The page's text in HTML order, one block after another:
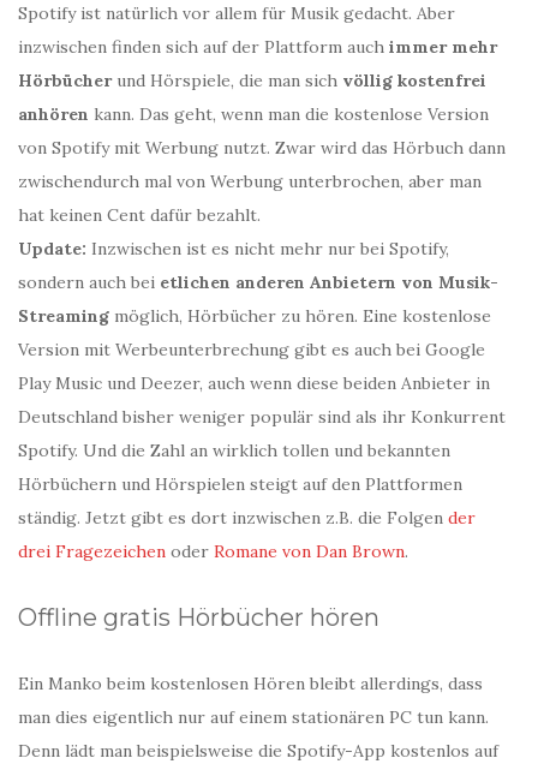
Spotify ist natürlich vor allem für Musik gedacht. Aber
inzwischen finden sich auf der Plattform auch immer mehr
Hörbücherund Hörspiele, die man sich völlig kostenfrei
anhören kann. Das geht, wenn man die kostenlose Version
von Spotify mit Werbung nutzt. Zwar wird das Hörbuch dann
zwischendurch mal von Werbung unterbrochen, aber man
hat keinen Cent dafür bezahlt.
Update: Inzwischen ist es nicht mehr nur bei Spotify,
sondern auch bei etlichen anderen Anbietern von Musik-
Streaming möglich, Hörbücher zu hören. Eine kostenlose
Version mit Werbeunterbrechung gibt es auch bei Google
Play Music und Deezer, auch wenn diese beiden Anbieter in
Deutschland bisher weniger populär sind als ihr Konkurrent
Spotify. Und die Zahl an wirklich tollen und bekannten
Hörbüchern und Hörspielen steigt auf den Plattformen
ständig. Jetzt gibt es dort inzwischen z.B. die Folgen der
drei Fragezeichen oder Romane von Dan Brown.
Offline gratis Hörbücher hören
Ein Manko beim kostenlosen Hören bleibt allerdings, dass
man dies eigentlich nur auf einem stationären PC tun kann.
Denn lädt man beispielsweise die Spotify-App kostenlos auf